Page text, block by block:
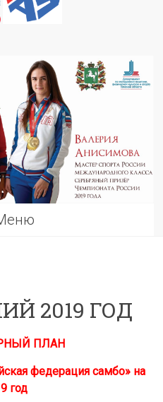
2019 ГОД
ПЛАН
федерация самбо» на
год